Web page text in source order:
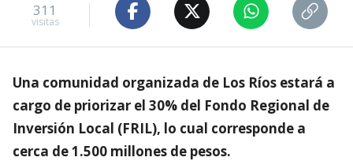
311
visitas
Una comunidad organizada de Los Ríos estará a
cargo de priorizar el 30% del Fondo Regional de
Inversión Local (FRIL), lo cual corresponde a
cerca de 1.500 millones de pesos.